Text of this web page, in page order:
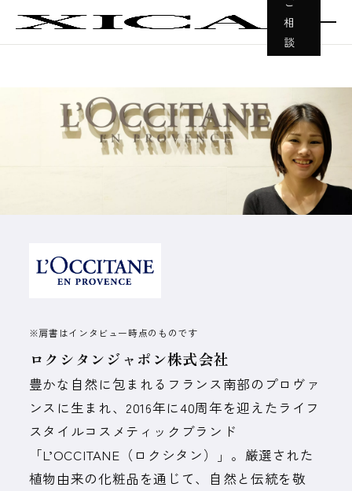
相
談
※肩書はインタビュー時点のものです
ロクシタンジャポン株式会社
豊かな自然に包まれるフランス南部のプロヴァ
ンスに生まれ、2016年に40周年を迎えたライフ
スタイルコスメティックブランド
「L’OCCITANE（ロクシタン）」。厳選された
植物由来の化粧品を通じて、自然と伝統を敬